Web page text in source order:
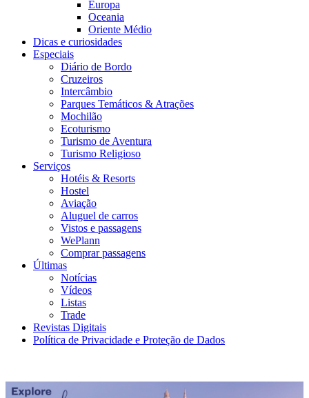
Europa
Oceania
Oriente Médio
Dicas e curiosidades
Especiais
Diário de Bordo
Cruzeiros
Intercâmbio
Parques Temáticos & Atrações
Mochilão
Ecoturismo
Turismo de Aventura
Turismo Religioso
Serviços
Hotéis & Resorts
Hostel
Aviação
Aluguel de carros
Vistos e passagens
WePlann
Comprar passagens
Últimas
Notícias
Vídeos
Listas
Trade
Revistas Digitais
Política de Privacidade e Proteção de Dados